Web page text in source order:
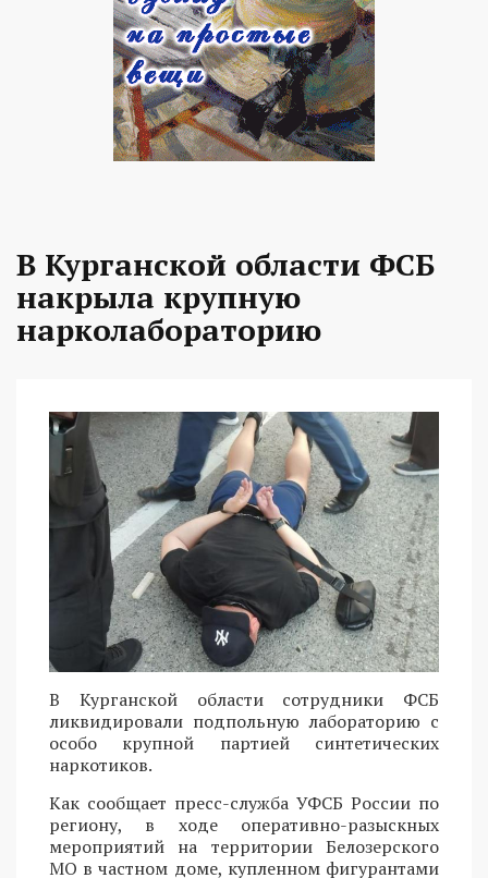
В Курганской области ФСБ
накрыла крупную
нарколабораторию
В Курганской области сотрудники ФСБ
ликвидировали подпольную лабораторию с
особо крупной партией синтетических
наркотиков.
Как сообщает пресс-служба УФСБ России по
региону, в ходе оперативно-разыскных
мероприятий на территории Белозерского
МО в частном доме, купленном фигурантами